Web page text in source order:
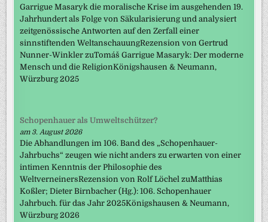
Garrigue Masaryk die moralische Krise im ausgehenden 19.
Jahrhundert als Folge von Säkularisierung und analysiert
zeitgenössische Antworten auf den Zerfall einer
sinnstiftenden WeltanschauungRezension von Gertrud
Nunner-Winkler zuTomáš Garrigue Masaryk: Der moderne
Mensch und die ReligionKönigshausen & Neumann,
Würzburg 2025
Schopenhauer als Umweltschützer?
am 3. August 2026
Die Abhandlungen im 106. Band des „Schopenhauer-
Jahrbuchs“ zeugen wie nicht anders zu erwarten von einer
intimen Kenntnis der Philosophie des
WeltverneinersRezension von Rolf Löchel zuMatthias
Koßler; Dieter Birnbacher (Hg.): 106. Schopenhauer
Jahrbuch. für das Jahr 2025Königshausen & Neumann,
Würzburg 2026